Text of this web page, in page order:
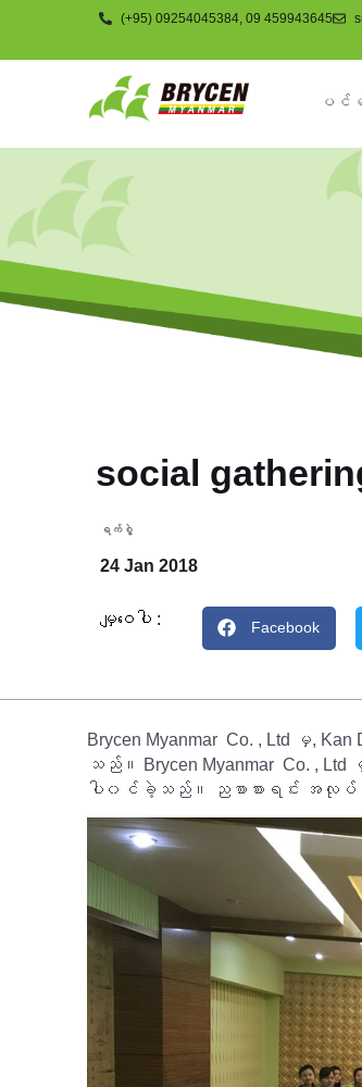
(+95) 09254045384, 09 459943645
ပင်မ
social
ရက်စွဲ့
24 Jan 2018
မျှဝေပါ : Facebook
Brycen Myanmar Co. , Ltd မှ,
သည်။ Brycen Myanmar Co. ,
ပါ၀င်ခဲ့သည်။ ညစာစားရင်း အလုပ်အကြေ